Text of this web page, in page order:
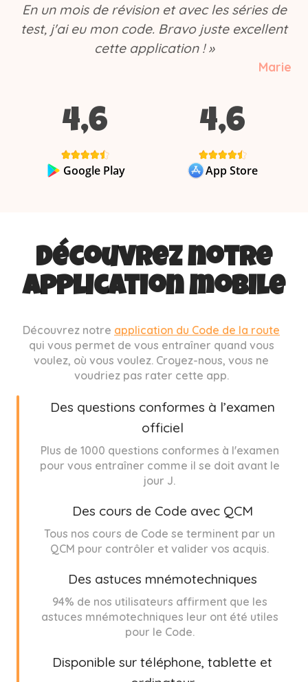
En un mois de révision et avec les séries de
test, j'ai eu mon code. Bravo juste excellent
cette application ! »
Marie
4,6
Google Play
4,6
App Store
Découvrez notre
application mobile
Découvrez notre application du Code de la route
qui vous permet de vous entraîner quand vous
voulez, où vous voulez. Croyez-nous, vous ne
voudriez pas rater cette app.
Des questions conformes à l’examen
officiel
Plus de 1000 questions conformes à l'examen
pour vous entraîner comme il se doit avant le
jour J.
Des cours de Code avec QCM
Tous nos cours de Code se terminent par un
QCM pour contrôler et valider vos acquis.
Des astuces mnémotechniques
94% de nos utilisateurs affirment que les
astuces mnémotechniques leur ont été utiles
pour le Code.
Disponible sur téléphone, tablette et